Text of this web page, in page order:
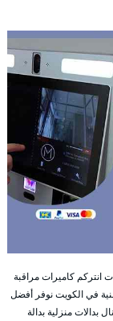
انتركم كاميرات مراقبة
في الكويت نوفر أفضل
بدالات منزلية بدالة